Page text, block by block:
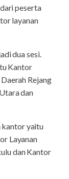
peserta
layanan
dua sesi.
Kantor
Rejang
dan
kantor yaitu
Layanan
dan Kantor